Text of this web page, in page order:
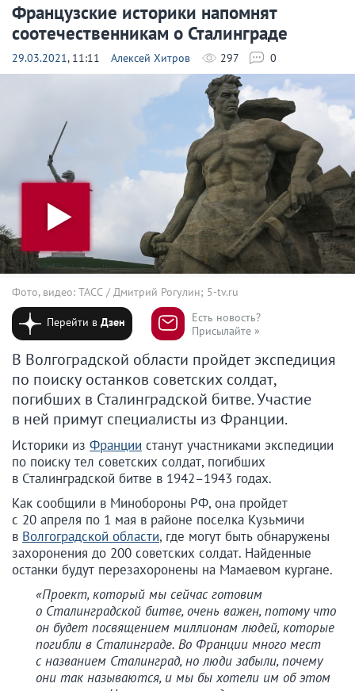
Французские историки напомнят
соотечественникам о Сталинграде
29.03.2021, 11:11 Алексей Хитров 297 0
Фото, видео: ТАСС / Дмитрий Рогулин; 5-tv.ru
Перейти вДзен
Есть новость?
Присылайте »
В Волгоградской области пройдет экспедиция
по поиску останков советских солдат,
погибших в Сталинградской битве. Участие
в ней примут специалисты из Франции.
Историки из Франции станут участниками экспедиции
по поиску тел советских солдат, погибших
в Сталинградской битве в 1942–1943 годах.
Как сообщили в Минобороны РФ, она пройдет
с 20 апреля по 1 мая в районе поселка Кузьмичи
в Волгоградской области, где могут быть обнаружены
захоронения до 200 советских солдат. Найденные
останки будут перезахоронены на Мамаевом кургане.
«Проект, который мы сейчас готовим
о Сталинградской битве, очень важен, потому что
он будет посвящением миллионам людей, которые
погибли в Сталинграде. Во Франции много мест
с названием Сталинград, но люди забыли, почему
они так называются, и мы бы хотели им об этом